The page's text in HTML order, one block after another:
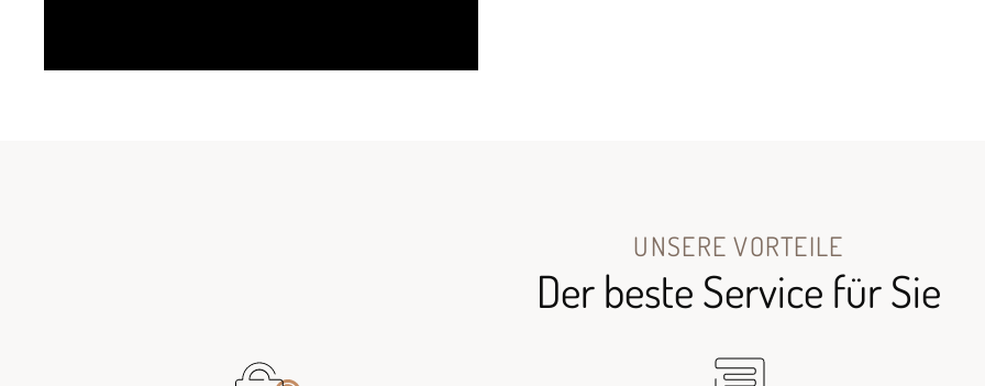
UNSERE VORTEILE
Der beste Service für Sie